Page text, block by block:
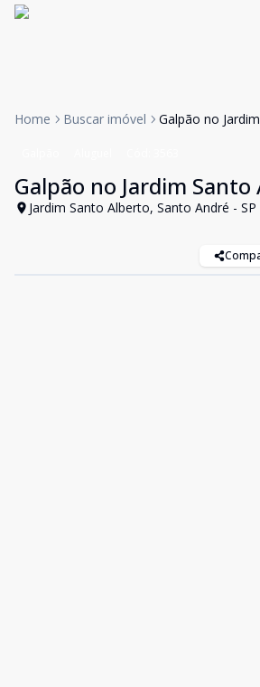
Home Buscar imóvel Galpão no
Galpão no Jardim
Jardim Santo Alberto, Santo André - SP